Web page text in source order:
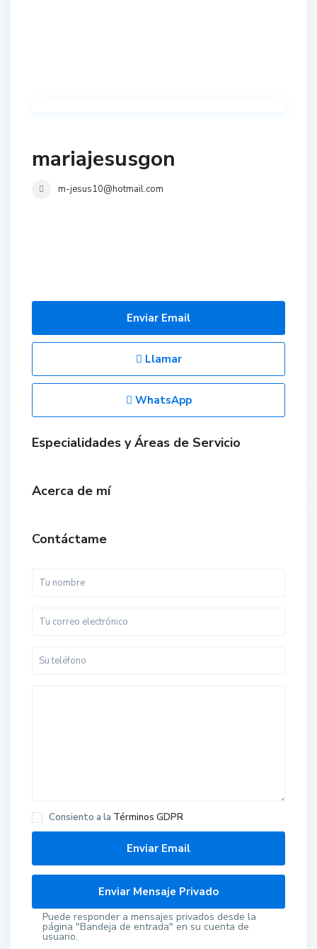
mariajesusgon
m-jesus10@hotmail.com
Enviar Email
Llamar
WhatsApp
Especialidades y Áreas de Servicio
Acerca de mí
Contáctame
Consiento a la Términos GDPR
Puede responder a mensajes privados desde la
página "Bandeja de entrada" en su cuenta de
usuario.